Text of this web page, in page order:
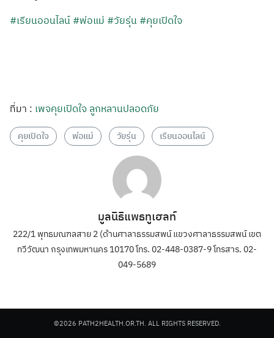
#เรียนออนไลน์ #พ่อแม่ #วัยรุ่น #คุยเปิดใจ
ที่มา : เพจคุยเปิดใจ ลูกหลานปลอดภัย
คุยเปิดใจ พ่อแม่ วัยรุ่น เรียนออนไลน์
มูลนิธิแพธทูเฮลท์
222/1 พุทธมณฑลสาย 2 (ด้านศาลาธรรมสพน์ แขวงศาลาธรรมสพน์ เขต
ทวีวัฒนา กรุงเทพมหานคร 10170 โทร. 02-448-0387-9 โทรสาร. 02-
049-5689
©2026 PATH2HEALTH.OR.TH. ALL RIGHTS RESERVED.